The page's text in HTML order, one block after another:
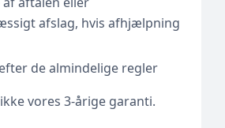
afslag, hvis afhjælpning
de almindelige regler
vores 3-årige garanti.